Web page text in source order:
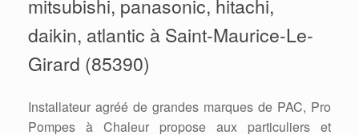
mitsubishi, panasonic, hitachi,
daikin, atlantic à Saint-Maurice-Le-
Girard (85390)
Installateur agréé de grandes marques de PAC, Pro
Pompes à Chaleur propose aux particuliers et